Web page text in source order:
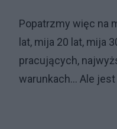
Popatrzmy więc na
lat, mija 20 lat, mija
pracujących,
warunkach... Ale